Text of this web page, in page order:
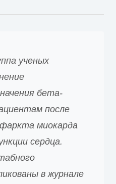
ученых
бета-
после
миокарда
сердца.
в журнале